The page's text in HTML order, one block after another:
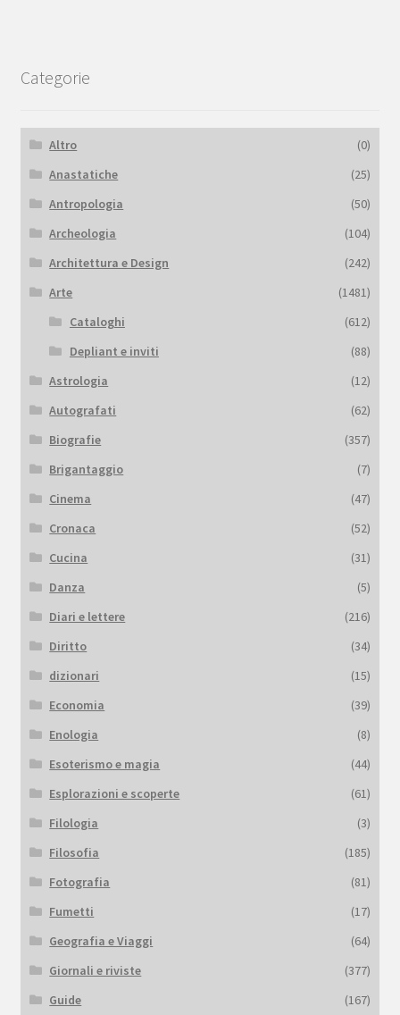
Categorie
Altro
(0)
Anastatiche
(25)
Antropologia
(50)
Archeologia
(104)
Architettura e Design
(242)
Arte
(1481)
Cataloghi
(612)
Depliant e inviti
(88)
Astrologia
(12)
Autografati
(62)
Biografie
(357)
Brigantaggio
(7)
Cinema
(47)
Cronaca
(52)
Cucina
(31)
Danza
(5)
Diari e lettere
(216)
Diritto
(34)
dizionari
(15)
Economia
(39)
Enologia
(8)
Esoterismo e magia
(44)
Esplorazioni e scoperte
(61)
Filologia
(3)
Filosofia
(185)
Fotografia
(81)
Fumetti
(17)
Geografia e Viaggi
(64)
Giornali e riviste
(377)
Guide
(167)